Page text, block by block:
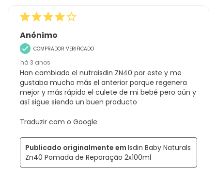
Anónimo
COMPRADOR VERIFICADO
há 3 anos
Han cambiado el nutraisdin ZN40 por este y me
gustaba mucho más el anterior porque regenera
mejor y más rápido el culete de mi bebé pero aún y
así sigue siendo un buen producto
Traduzir com o Google
Publicado originalmente em Isdin Baby Naturals
Zn40 Pomada de Reparação 2x100ml